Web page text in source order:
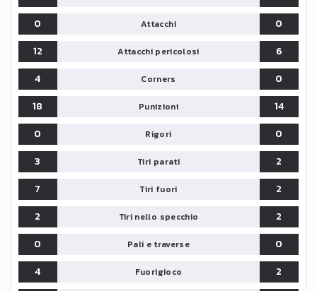
0
Attacchi
0
12
Attacchi pericolosi
6
4
Corners
0
18
Punizioni
14
0
Rigori
0
3
Tiri parati
2
7
Tiri fuori
2
2
Tiri nello specchio
2
0
Pali e traverse
0
4
Fuorigioco
2